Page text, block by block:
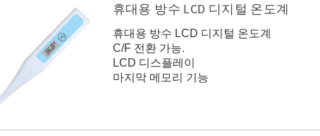
휴대용 방수 LCD 디지털 온도계
휴대용 방수 LCD 디지털 온도계
C/F 전환 가능.
LCD 디스플레이
마지막 메모리 기능